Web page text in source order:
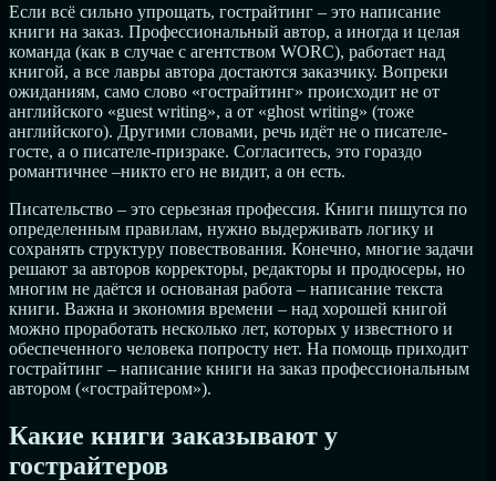
Если всё сильно упрощать, гострайтинг – это написание
книги на заказ. Профессиональный автор, а иногда и целая
команда (как в случае с агентством WORC), работает над
книгой, а все лавры автора достаются заказчику. Вопреки
ожиданиям, само слово «гострайтинг» происходит не от
английского «guest writing», а от «ghost writing» (тоже
английского). Другими словами, речь идёт не о писателе-
госте, а о писателе-призраке. Согласитесь, это гораздо
романтичнее –никто его не видит, а он есть.
Писательство – это серьезная профессия. Книги пишутся по
определенным правилам, нужно выдерживать логику и
сохранять структуру повествования. Конечно, многие задачи
решают за авторов корректоры, редакторы и продюсеры, но
многим не даётся и основаная работа – написание текста
книги. Важна и экономия времени – над хорошей книгой
можно проработать несколько лет, которых у известного и
обеспеченного человека попросту нет. На помощь приходит
гострайтинг – написание книги на заказ профессиональным
автором («гострайтером»).
Какие книги заказывают у
гострайтеров